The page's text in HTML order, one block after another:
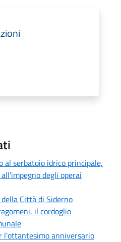
al serbatoio idrico principale,
degli operai
Città di Siderno
il cordoglio
l'ottantesimo anniversario